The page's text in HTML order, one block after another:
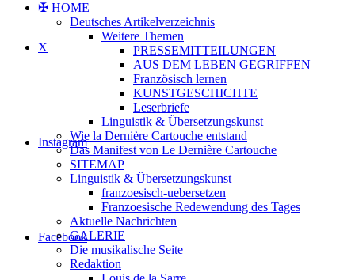
X
Instagram
Facebook
✠ HOME
Deutsches Artikelverzeichnis
Weitere Themen
PRESSEMITTEILUNGEN
AUS DEM LEBEN GEGRIFFEN
Französisch lernen
KUNSTGESCHICHTE
Leserbriefe
Linguistik & Übersetzungskunst
Wie la Dernière Cartouche entstand
Das Manifest von Le Dernière Cartouche
SITEMAP
Linguistik & Übersetzungskunst
franzoesisch-uebersetzen
Franzoesische Redewendung des Tages
Aktuelle Nachrichten
GALERIE
Die musikalische Seite
Redaktion